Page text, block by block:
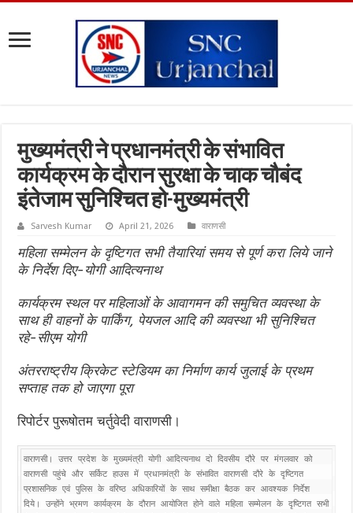
मुख्यमंत्री ने प्रधानमंत्री के संभावित
कार्यक्रम के दौरान सुरक्षा के चाक चौबंद
इंतेजाम सुनिश्चित हो-मुख्यमंत्री
Sarvesh Kumar April 21, 2026 वाराणसी
महिला सम्मेलन के दृष्टिगत सभी तैयारियां समय से पूर्ण करा लिये जाने
के निर्देश दिए-योगी आदित्यनाथ
कार्यक्रम स्थल पर महिलाओं के आवागमन की समुचित व्यवस्था के
साथ ही वाहनों के पार्किंग, पेयजल आदि की व्यवस्था भी सुनिश्चित
रहे-सीएम योगी
अंतरराष्ट्रीय क्रिकेट स्टेडियम का निर्माण कार्य जुलाई के प्रथम
सप्ताह तक हो जाएगा पूरा
रिपोर्टर पुरूषोतम चर्तुवेदी वाराणसी।
वाराणसी। उत्तर प्रदेश के मुख्यमंत्री योगी आदित्यनाथ दो दिवसीय दौरे पर मंगलवार को
वाराणसी पहुंचे और सर्किट हाउस में प्रधानमंत्री के संभावित वाराणसी दौरे के दृष्टिगत
प्रशासनिक एवं पुलिस के वरिष्ठ अधिकारियों के साथ समीक्षा बैठक कर आवश्यक निर्देश
दिये। उन्होंने भ्रमण कार्यक्रम के दौरान आयोजित होने वाले महिला सम्मेलन के दृष्टिगत सभी